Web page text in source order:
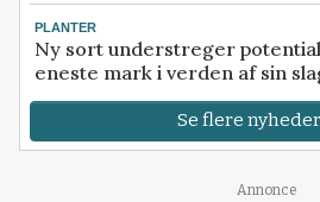
PLANTER
Ny sort understreger
eneste mark i verden af sin
Se flere
Annonce